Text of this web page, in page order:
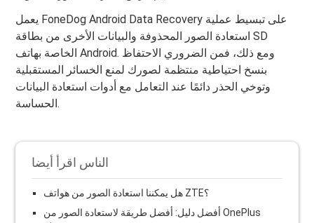
يعمل FoneDog Android Data Recovery على تبسيط عملية
استعادة الصور المحذوفة والبيانات الأخرى من بطاقة SD
الخاصة بهاتف Android. ومع ذلك، فمن الضروري الاحتفاظ
بنسخ احتياطية منتظمة لصورك لمنع الخسائر المستقبلية
وتوخي الحذر دائمًا عند التعامل مع أدوات استعادة البيانات
الحساسة.
الناس اقرأ أيضا
هل يمكننا استعادة الصور من هواتف ZTE؟
أفضل دليل: أفضل طريقة لاستعادة الصور من OnePlus